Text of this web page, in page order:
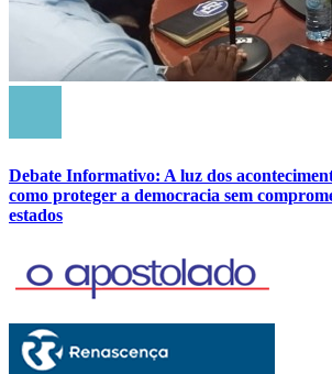
Debate Informativo: A luz dos
como proteger a democracia sem
estados